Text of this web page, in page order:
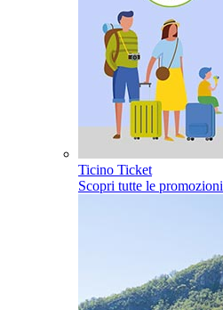
Ticino Ticket
Scopri tutte le promozioni